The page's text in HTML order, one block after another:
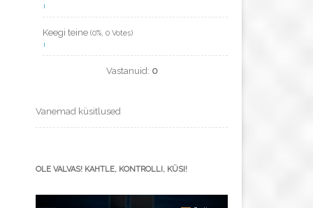
Keegi teine (0%, 0 Votes)
Vastanuid: 0
Vanemad küsitlused
OLE VALVAS! KAHTLE, KONTROLLI, KÜSI!